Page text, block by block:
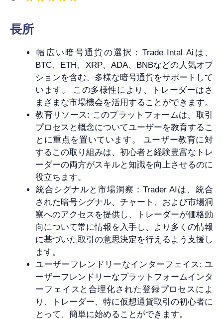
長所
幅広い暗号通貨の選択：Trade Intal Aiは、
BTC、ETH、XRP、ADA、BNBなどの人気オプ
ションを含む、多様な暗号通貨をサポートして
います。 この多様性により、トレーダーはさ
まざまな市場機会を活用することができます。
教育リソース: このプラットフォームは、取引
プロセスと概念についてユーザーを教育するこ
とに重点を置いています。 ユーザー教育に対
するこの取り組みは、初心者と経験豊富なトレ
ーダーの両方がスキルと知識を向上させるのに
役立ちます。
統合シグナルと市場洞察：Trader AIは、統合
された暗号シグナル、チャート、および市場洞
察へのアクセスを提供し、トレーダーが価格動
向について常に情報を入手し、より多くの情報
に基づいた取引の意思決定を行えるよう支援し
ます。
ユーザーフレンドリーなインターフェイス: ユ
ーザーフレンドリーなプラットフォームインタ
ーフェイスと合理化された登録プロセスによ
り、トレーダー、特に仮想通貨取引の初心者に
とって、簡単に始めることができます。